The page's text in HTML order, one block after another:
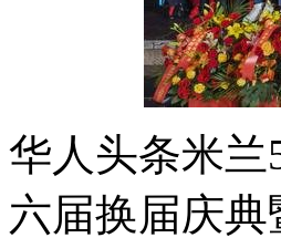
华人头条米兰
六届换届庆